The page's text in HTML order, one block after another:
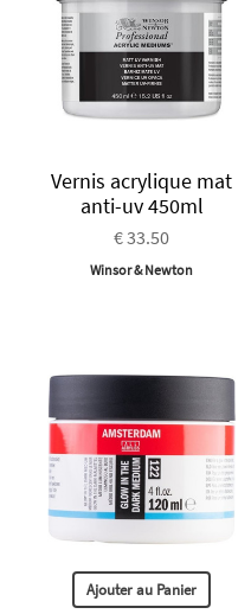
Vernis acrylique mat
anti-uv 450ml
€ 33.50
Winsor & Newton
Ajouter au Panier